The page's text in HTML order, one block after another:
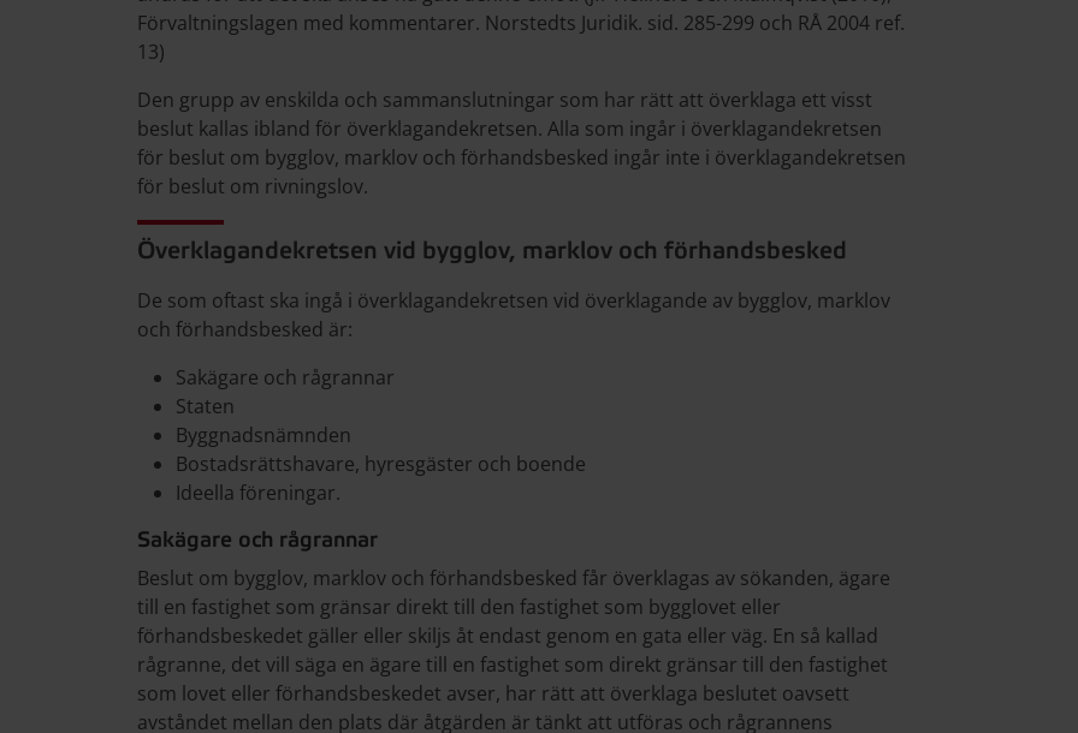
Förvaltningslagen med kommentarer. Norstedts Juridik. sid. 285-299 och RÅ 2004 ref.
13)
Den grupp av enskilda och sammanslutningar som har rätt att överklaga ett visst
beslut kallas ibland för överklagandekretsen. Alla som ingår i överklagandekretsen
för beslut om bygglov, marklov och förhandsbesked ingår inte i överklagandekretsen
för beslut om rivningslov.
Överklagandekretsen vid bygglov, marklov och förhandsbesked
De som oftast ska ingå i överklagandekretsen vid överklagande av bygglov, marklov
och förhandsbesked är:
Sakägare och rågrannar
Staten
Byggnadsnämnden
Bostadsrättshavare, hyresgäster och boende
Ideella föreningar.
Sakägare och rågrannar
Beslut om bygglov, marklov och förhandsbesked får överklagas av sökanden, ägare
till en fastighet som gränsar direkt till den fastighet som bygglovet eller
förhandsbeskedet gäller eller skiljs åt endast genom en gata eller väg. En så kallad
rågranne, det vill säga en ägare till en fastighet som direkt gränsar till den fastighet
som lovet eller förhandsbeskedet avser, har rätt att överklaga beslutet oavsett
avståndet mellan den plats där åtgärden är tänkt att utföras och rågrannens